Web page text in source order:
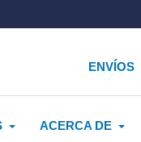
ENVÍOS
ACERCA DE